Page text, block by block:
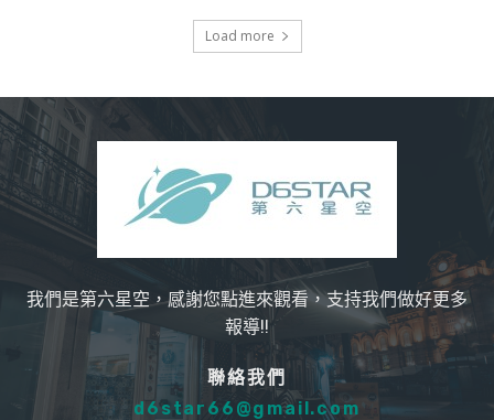
Load more
我們是第六星空，感謝您點進來觀看，支持我們做好更多
報導!!
聯絡我們
d6star66@gmail.com